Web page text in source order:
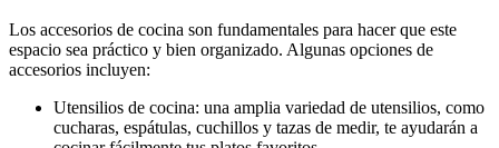
Los accesorios de cocina son fundamentales para hacer que este
espacio sea práctico y bien organizado. Algunas opciones de
accesorios incluyen:
Utensilios de cocina: una amplia variedad de utensilios, como
cucharas, espátulas, cuchillos y tazas de medir, te ayudarán a